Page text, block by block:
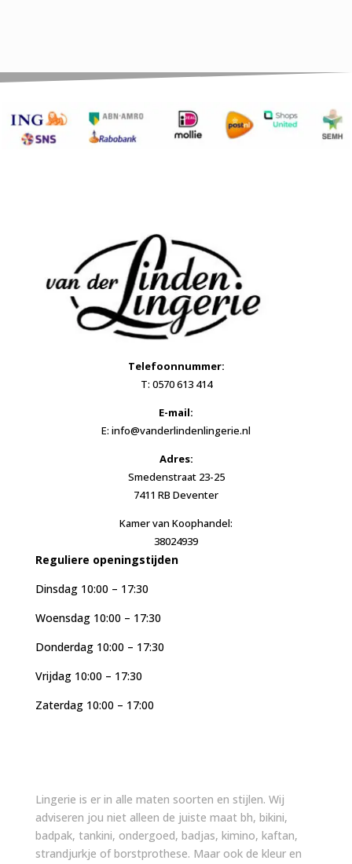
Telefoonnummer:
T: 0570 613 414
E-mail:
E: info@vanderlindenlingerie.nl
Adres:
Smedenstraat 23-25
7411 RB Deventer
Kamer van Koophandel:
38024939
Reguliere openingstijden
Dinsdag 10:00 – 17:30
Woensdag 10:00 – 17:30
Donderdag 10:00 – 17:30
Vrijdag 10:00 – 17:30
Zaterdag 10:00 – 17:00
Lingerie is er in alle maten soorten en stijlen. Wij
adviseren jou niet alleen de juiste maat bh, bikini,
badpak, tankini, ondergoed, badjas, kimino, kaftan,
strandjurkje of borstprothese. Maar ook de kleur en